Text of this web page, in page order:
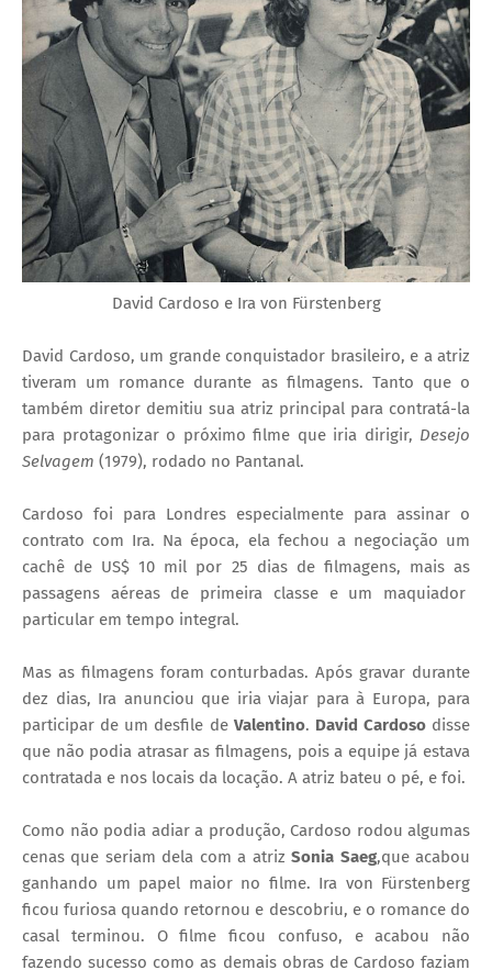
David Cardoso e Ira von Fürstenberg
David Cardoso, um grande conquistador brasileiro, e a atriz
tiveram um romance durante as filmagens. Tanto que o
também diretor demitiu sua atriz principal para contratá-la
para protagonizar o próximo filme que iria dirigir, Desejo
Selvagem (1979), rodado no Pantanal.
Cardoso foi para Londres especialmente para assinar o
contrato com Ira. Na época, ela fechou a negociação um
cachê de US$ 10 mil por 25 dias de filmagens, mais as
passagens aéreas de primeira classe e um maquiador
particular em tempo integral.
Mas as filmagens foram conturbadas. Após gravar durante
dez dias, Ira anunciou que iria viajar para à Europa, para
participar de um desfile de Valentino. David Cardosodisse
que não podia atrasar as filmagens, pois a equipe já estava
contratada e nos locais da locação. A atriz bateu o pé, e foi.
Como não podia adiar a produção, Cardoso rodou algumas
cenas que seriam dela com a atrizSonia Saeg,que acabou
ganhando um papel maior no filme. Ira von Fürstenberg
ficou furiosa quando retornou e descobriu, e o romance do
casal terminou. O filme ficou confuso, e acabou não
fazendo sucesso como as demais obras de Cardoso faziam